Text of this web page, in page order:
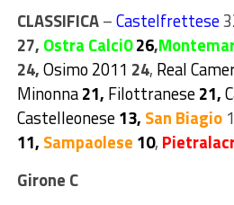
CLASSIFICA–Castelfrettese
27, Ostra Calci026,
24,Osimo 2011 24, Real
Minonna21, Filottranese21,
Castelleonese13, San Biagio
11, Sampaolese 10,
Girone C